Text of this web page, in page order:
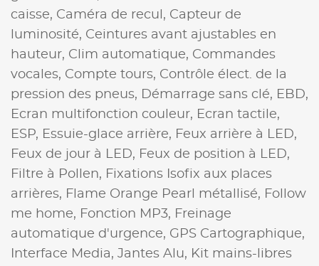
caisse, Caméra de recul, Capteur de
luminosité, Ceintures avant ajustables en
hauteur, Clim automatique, Commandes
vocales, Compte tours, Contrôle élect. de la
pression des pneus,
Démarrage sans clé, EBD,
Ecran multifonction couleur, Ecran tactile,
ESP, Essuie-glace arrière, Feux arrière à LED,
Feux de jour à LED, Feux de position à LED,
Filtre à Pollen, Fixations Isofix aux places
arrières, Flame Orange Pearl métallisé, Follow
me home, Fonction MP3, Freinage
automatique d'urgence, GPS Cartographique,
Interface Media, Jantes Alu, Kit mains-libres